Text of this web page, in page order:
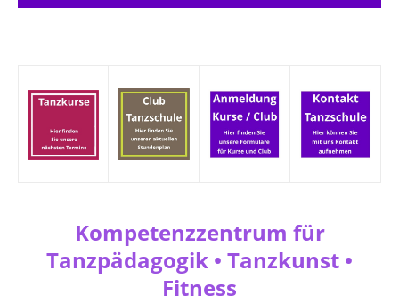
Kompetenzzentrum für
Tanzpädagogik • Tanzkunst •
Fitness